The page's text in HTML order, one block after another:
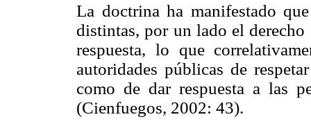
La doctrina ha manifestado
distintas, por un lado el
respuesta, lo que
autoridades públicas de
como de dar respuesta a las
(Cienfuegos, 2002: 43).